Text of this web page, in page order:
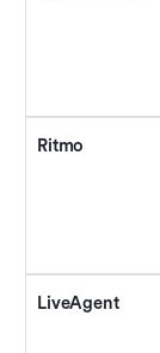
Ritmo
LiveAgent